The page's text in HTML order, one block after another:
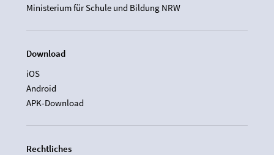
Ministerium für Schule und Bildung NRW
Download
iOS
Android
APK-Download
Rechtliches